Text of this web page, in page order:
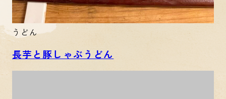
うどん
長芋と豚しゃぶうどん